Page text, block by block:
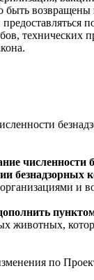
и
животных,
по